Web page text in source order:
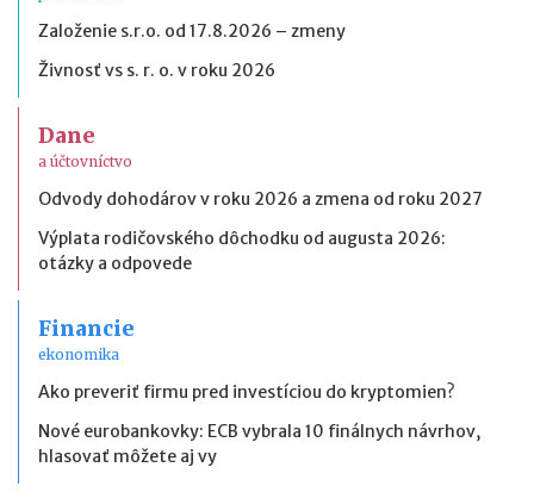
Založenie s.r.o. od 17.8.2026 – zmeny
Živnosť vs s. r. o. v roku 2026
Dane
a účtovníctvo
Odvody dohodárov v roku 2026 a zmena od roku 2027
Výplata rodičovského dôchodku od augusta 2026:
otázky a odpovede
Financie
ekonomika
Ako preveriť firmu pred investíciou do kryptomien?
Nové eurobankovky: ECB vybrala 10 finálnych návrhov,
hlasovať môžete aj vy